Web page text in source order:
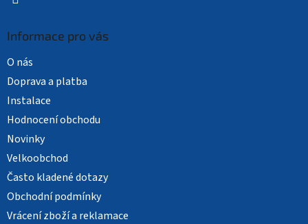
Informace pro vás
O nás
Doprava a platba
Instalace
Hodnocení obchodu
Novinky
Velkoobchod
Často kladené dotazy
Obchodní podmínky
Vrácení zboží a reklamace